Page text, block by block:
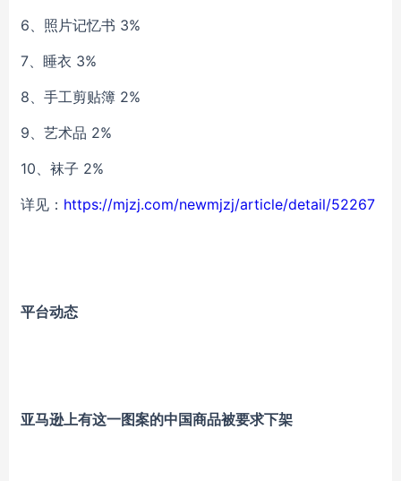
6、照片记忆书 3%
7、睡衣 3%
8、手工剪贴簿 2%
9、艺术品 2%
10、袜子 2%
详见： https://mjzj.com/newmjzj/article/detail/52267
平台动态
亚马逊上有这一图案的中国商品被要求下架